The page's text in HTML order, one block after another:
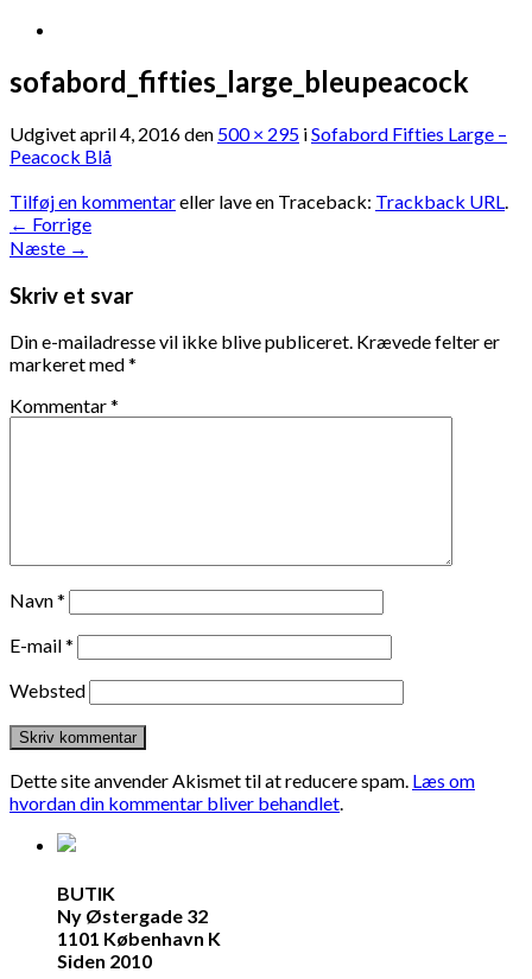
sofabord_fifties_large_bleupeacock
Udgivetapril 4, 2016den 500 × 295 iSofabord Fifties Large –
Peacock Blå
Tilføj en kommentareller lave en Traceback: Trackback URL.
← Forrige
Næste →
Skriv et svar
Din e-mailadresse vil ikke blive publiceret. Krævede felter er
markeret med*
Kommentar*
Navn*
E-mail*
Websted
Dette site anvender Akismet til at reducere spam. Læs om
hvordan din kommentar bliver behandlet.
BUTIK
Ny Østergade 32
1101 København K
Siden 2010